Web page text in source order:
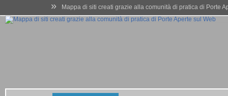
» Mappa di siti creati grazie alla comunità di pratica di Porte